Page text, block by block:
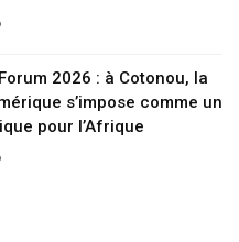
2026 : à Cotonou, la
s’impose comme un
pour l’Afrique